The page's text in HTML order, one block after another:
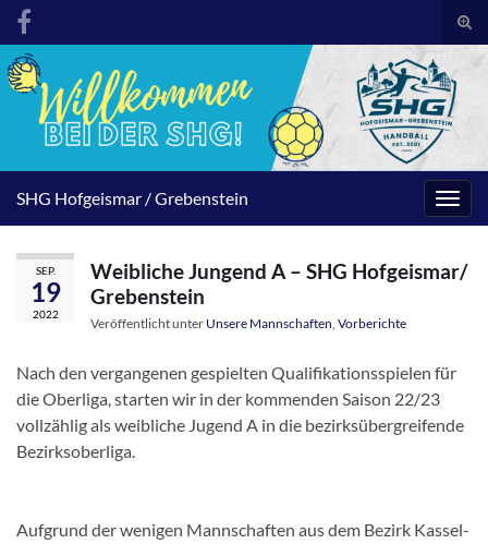
SHG Hofgeismar / Grebenstein
SEP.
19
2022
Weibliche Jungend A – SHG Hofgeismar/
Grebenstein
Veröffentlicht unter Unsere Mannschaften, Vorberichte
Nach den vergangenen gespielten Qualifikationsspielen für
die Oberliga, starten wir in der kommenden Saison 22/23
vollzählig als weibliche Jugend A in die bezirksübergreifende
Bezirksoberliga.
Aufgrund der wenigen Mannschaften aus dem Bezirk Kassel-